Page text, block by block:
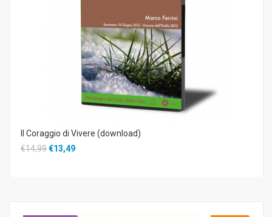
Il Coraggio di Vivere (download)
€14,99€13,49